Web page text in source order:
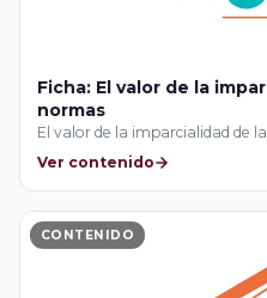
Ficha: El valor de la
normas
El valor de la imparcialidad de
Ver contenido
CONTENIDO